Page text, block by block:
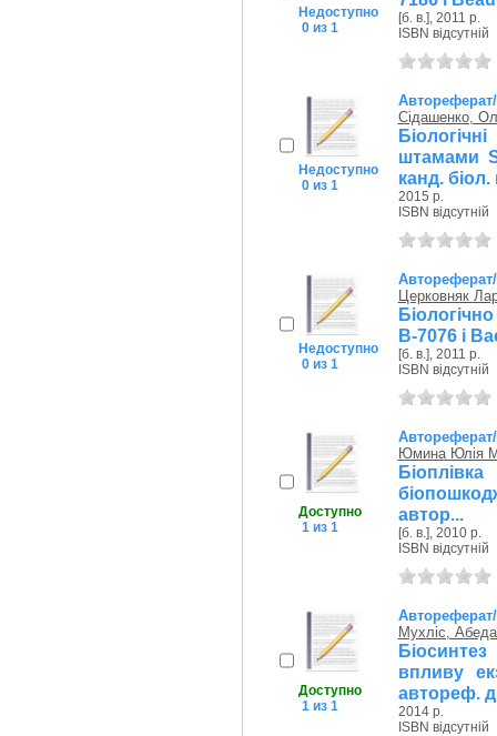
Недоступно
0 из 1
[б. в.], 2011 р.
ISBN відсутній
Недоступно
0 из 1
Сідашенко,
штамами
канд. біол.
2015 р.
ISBN відсутній
Недоступно
0 из 1
Церковняк
В-7076 і
[б. в.], 2011 р.
ISBN відсутній
Доступно
1 из 1
Юмина Юлія
автор...
[б. в.], 2010 р.
ISBN відсутній
Доступно
1 из 1
Мухліс,
впливу
автореф.
2014 р.
ISBN відсутній